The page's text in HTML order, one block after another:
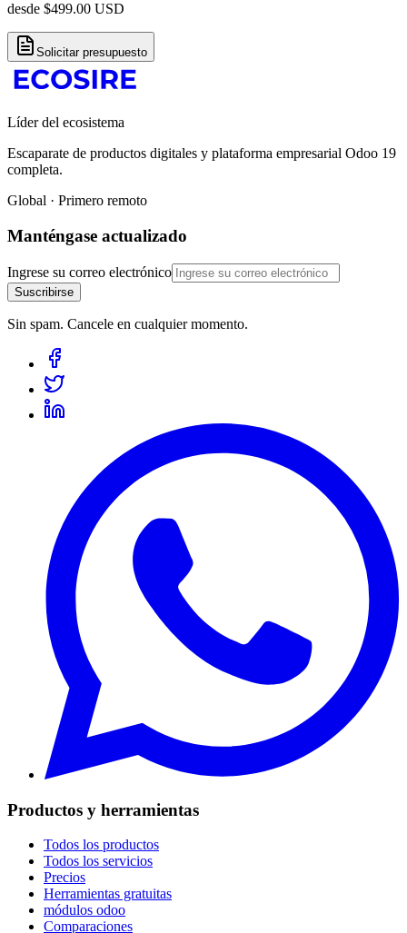
desde $499.00 USD
Solicitar presupuesto
Líder del ecosistema
Escaparate de productos digitales y plataforma empresarial Odoo 19
completa.
Global · Primero remoto
Manténgase actualizado
Ingrese su correo electrónico
Suscribirse
Sin spam. Cancele en cualquier momento.
Productos y herramientas
Todos los productos
Todos los servicios
Precios
Herramientas gratuitas
módulos odoo
Comparaciones